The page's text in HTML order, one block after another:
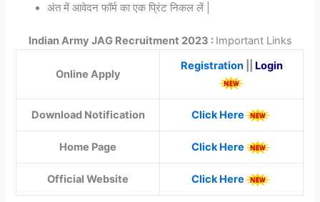
अंत में आवेदन फॉर्म का एक प्रिंट निकल लें |
Indian Army JAG Recruitment 2023 : Important Links
Online Apply
Registration|| Login
Download Notification Click Here
Home Page Click Here
Official Website Click Here